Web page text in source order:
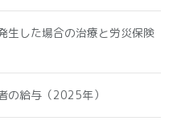
した場合の治療と労災保険
の給与（2025年）